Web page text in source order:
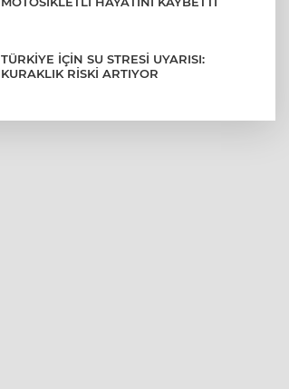
TÜRKİYE İÇİN SU STRESİ UYARISI:
KURAKLIK RİSKİ ARTIYOR